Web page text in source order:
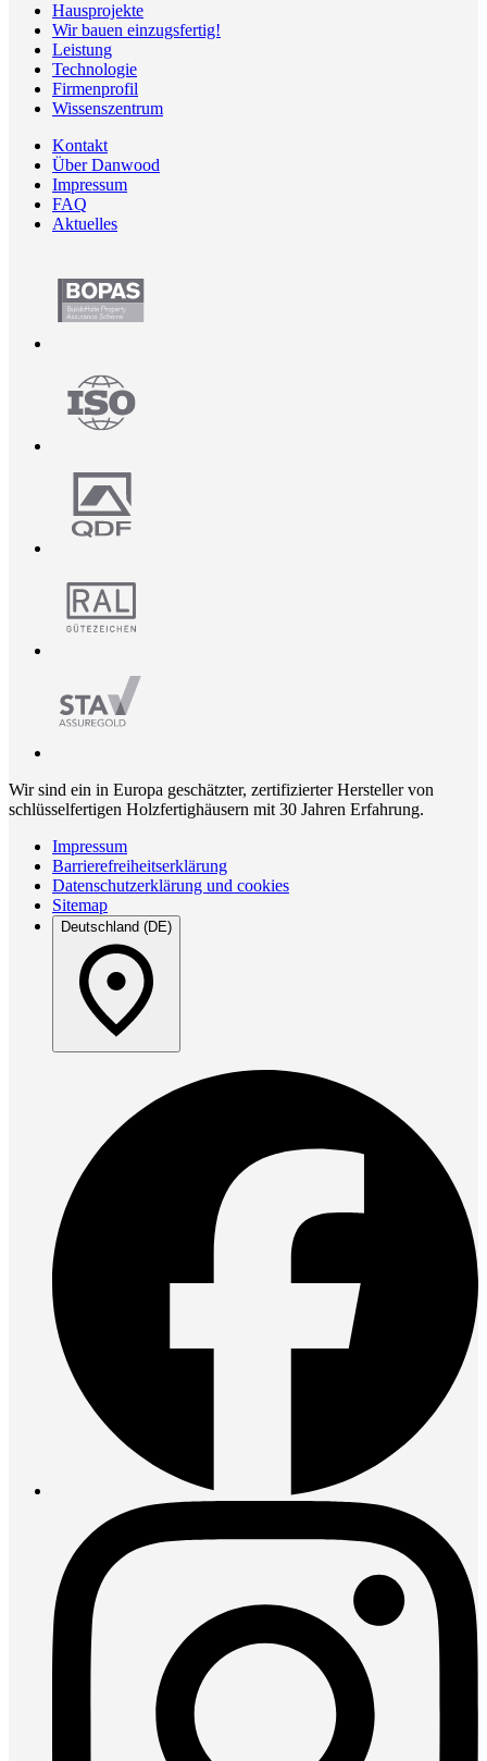
Hausprojekte
Wir bauen einzugsfertig!
Leistung
Technologie
Firmenprofil
Wissenszentrum
Kontakt
Über Danwood
Impressum
FAQ
Aktuelles
Wir sind ein in Europa geschätzter, zertifizierter Hersteller von
schlüsselfertigen Holzfertighäusern mit 30 Jahren Erfahrung.
Impressum
Barrierefreiheitserklärung
Datenschutzerklärung und cookies
Sitemap
Deutschland (DE)